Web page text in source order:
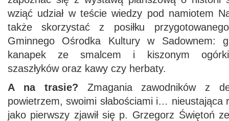
wziąć udział w teście wiedzy pod namiotem
także skorzystać z posiłku
Gminnego Ośrodka Kultury w Sadownem:
kanapek ze smalcem i kiszonym
szaszłyków oraz kawy czy herbaty.
A na trasie? Zmagania zawodników z
powietrzem, swoimi słabościami i… nieustająca
jako pierwszy zjawił się p. Grzegorz Świętoń